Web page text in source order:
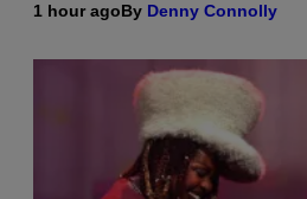
1 hour agoBy Denny Connolly